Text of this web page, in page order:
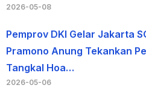
2026-05-08
Pemprov DKI Gelar Jakarta
Pramono Anung Tekankan
Tangkal Hoa…
2026-05-06